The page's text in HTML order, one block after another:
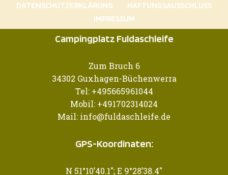
DATENSCHUTZERKLÄRUNG
HAFTUNGSAUSSCHLUSS
IMPRESSUM
Campingplatz Fuldaschleife
Zum Bruch 6
34302 Guxhagen-Büchenwerra
Tel: +495665961044
Mobil: +491702314024
Mail: info@fuldaschleife.de
GPS-Koordinaten:
N 51°10’40.1″; E 9°28’38.4″